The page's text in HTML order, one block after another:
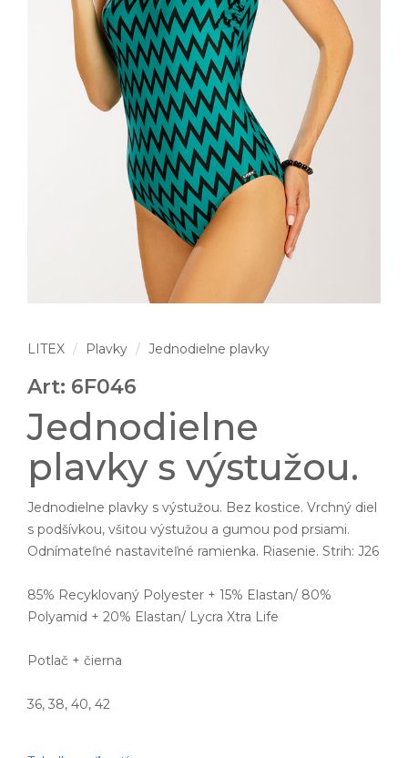
LITEX Plavky Jednodielne plavky
Art: 6F046
Jednodielne
plavky s výstužou.
Jednodielne plavky s výstužou. Bez kostice. Vrchný diel
s podšívkou, všitou výstužou a gumou pod prsiami.
Odnímateľné nastaviteľné ramienka. Riasenie. Strih: J26
85% Recyklovaný Polyester + 15% Elastan/ 80%
Polyamid + 20% Elastan/ Lycra Xtra Life
Potlač + čierna
36, 38, 40, 42